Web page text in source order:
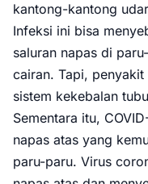
kantong-kantong
Infeksi ini bisa
saluran napas di
cairan. Tapi,
sistem kekebalan
Sementara itu,
napas atas yang
paru-paru. Virus